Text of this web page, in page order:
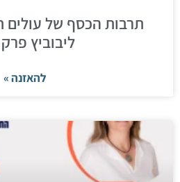
תרבות הכסף של
ליבוביץ פרק 124
להאזנה »